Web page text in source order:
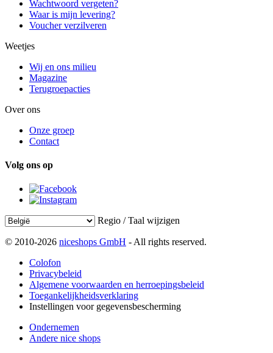
Wachtwoord vergeten?
Waar is mijn levering?
Voucher verzilveren
Weetjes
Wij en ons milieu
Magazine
Terugroepacties
Over ons
Onze groep
Contact
Volg ons op
Regio / Taal wijzigen
© 2010-2026 niceshops GmbH - All rights reserved.
Colofon
Privacybeleid
Algemene voorwaarden en herroepingsbeleid
Toegankelijkheidsverklaring
Instellingen voor gegevensbescherming
Ondernemen
Andere nice shops